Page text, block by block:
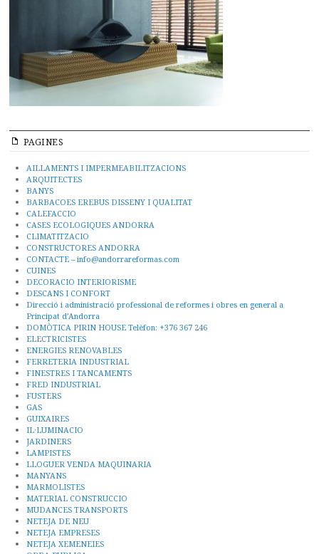
PAGINES
AILLAMENTS I IMPERMEABILITZACIONS
ARQUITECTES
BANYS
BARBACOES EREBUS DISSENY I QUALITAT
CALEFACCIO
CASES ECOLOGIQUES ANDORRA
CLIMATITZACIO
CONSTRUCTORES ANDORRA
CONTACTE – info@andorrareformas.com
CUINES
DECORACIO INTERIORISME
DESCANS I CONFORT
Direcció i administració professional de reformes i obres en general a
Principat d’Andorra
DOMÒTICA PIRIN HOUSE Telèfon: +376 367 246
ELECTRICISTES
ENERGIES RENOVABLES
FERRETERIA INDUSTRIAL
FINESTRES I TANCAMENTS
FRED INDUSTRIAL
FUSTERS
GAS
GUIXAIRES
IL·LUMINACIO
JARDINERS
LAMPISTES
LLOGUER VENDA MAQUINARIA
MANYANS
MARMOLISTES
MATERIAL CONSTRUCCIO
MUDANCES TRANSPORTS
NETEJA DE NEU
NETEJA EMPRESES
NETEJA XEMENEIES